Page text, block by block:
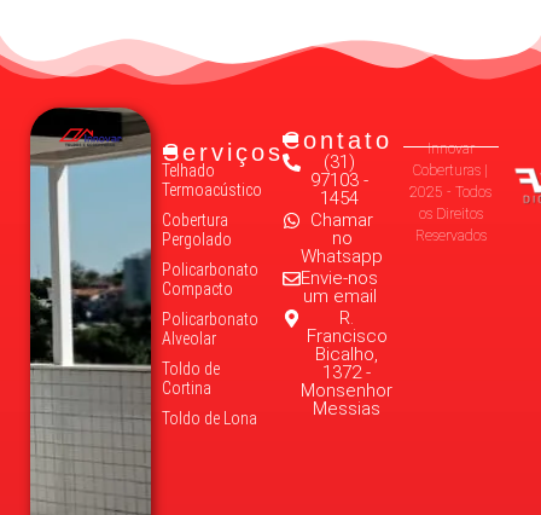
Serviços
Telhado
Termoacústico
Cobertura
Pergolado
Policarbonato
Compacto
Policarbonato
Alveolar
Toldo de
Cortina
Toldo de Lona
Contato
(31)
97103 -
1454
Chamar
no
Whatsapp
Envie-nos
um email
R.
Francisco
Bicalho,
1372 -
Monsenhor
Messias
Innovar
Coberturas |
2025 - Todos
os Direitos
Reservados